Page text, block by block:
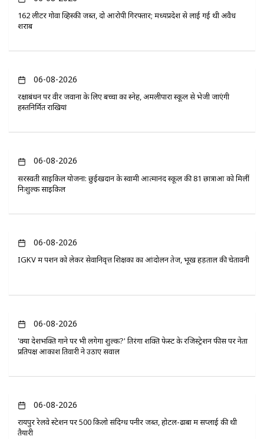
162 लीटर गोवा व्हिस्की जब्त, दो आरोपी गिरफ्तार; मध्यप्रदेश से लाई गई थी अवैध
शराब
06-08-2026
रक्षाबंधन पर वीर जवानों के लिए बच्चों का स्नेह, अमलीपारा स्कूल से भेजी जाएंगी
हस्तनिर्मित राखियां
06-08-2026
सरस्वती साइकिल योजना: छुईखदान के स्वामी आत्मानंद स्कूल की 81 छात्राओं को मिलीं
निःशुल्क साइकिलें
06-08-2026
IGKV में पेंशन को लेकर सेवानिवृत्त शिक्षकों का आंदोलन तेज, भूख हड़ताल की चेतावनी
06-08-2026
'क्या देशभक्ति गाने पर भी लगेगा शुल्क?' तिरंगा शक्ति फेस्ट के रजिस्ट्रेशन फीस पर नेता
प्रतिपक्ष आकाश तिवारी ने उठाए सवाल
06-08-2026
रायपुर रेलवे स्टेशन पर 500 किलो संदिग्ध पनीर जब्त, होटल-ढाबों में सप्लाई की थी
तैयारी